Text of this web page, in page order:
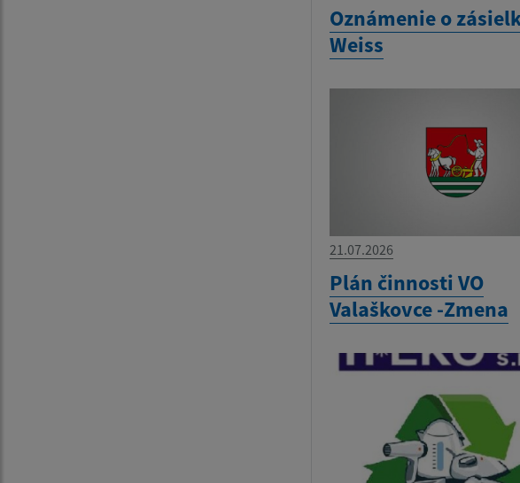
Oznámenie o
Weiss
21.07.2026
Plán činnosti VO
Valaškovce -Zmena